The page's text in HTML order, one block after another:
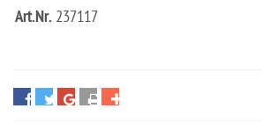
Art.Nr. 237117